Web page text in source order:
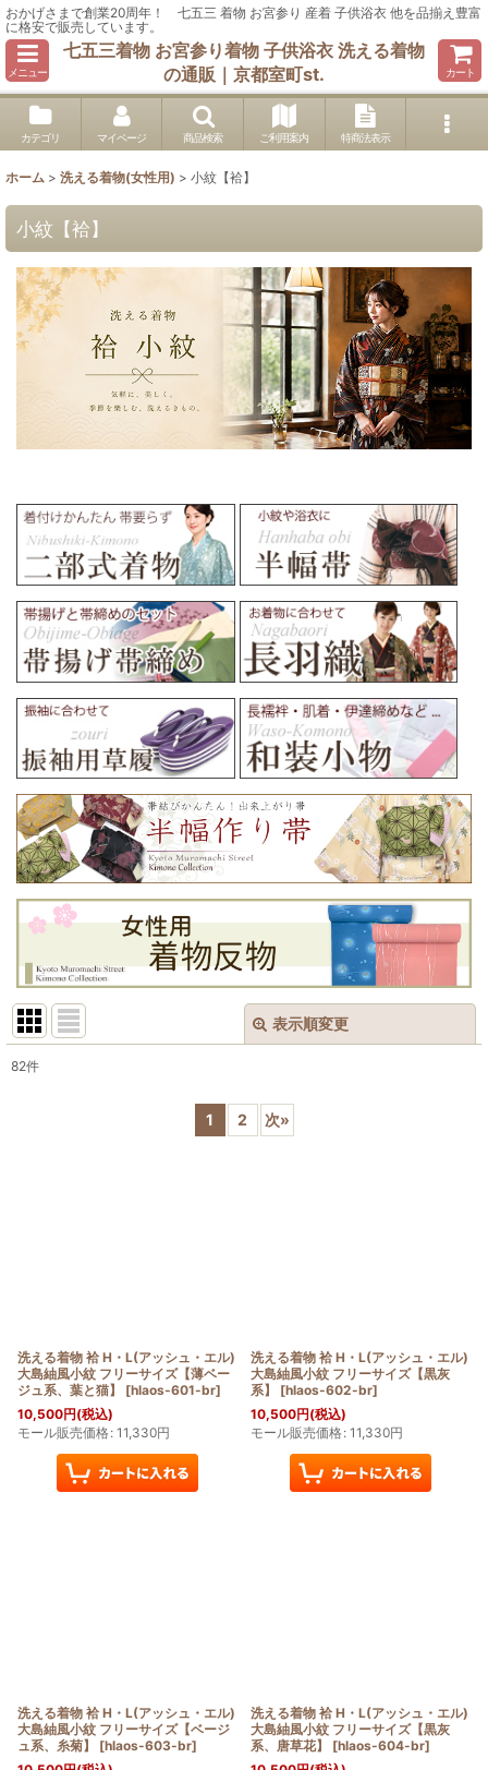
おかげさまで創業20周年！ 七五三 着物 お宮参り 産着 子供浴衣 他を品揃え豊富
に格安で販売しています。
メニュー
七五三着物 お宮参り着物 子供浴衣 洗える着物
の通販｜京都室町st.
カート
カテゴリ マイページ 商品検索 ご利用案内 特商法表示
ホーム > 洗える着物(女性用) > 小紋【袷】
小紋【袷】
表示順変更
82件
1 2 次»
洗える着物 袷 H・L(アッシュ・エル)
大島紬風小紋 フリーサイズ【薄ベー
ジュ系、葉と猫】
[hlaos-601-br]
10,500円(税込)
モール販売価格: 11,330円
洗える着物 袷 H・L(アッシュ・エル)
大島紬風小紋 フリーサイズ【黒灰
系】
[hlaos-602-br]
10,500円(税込)
モール販売価格: 11,330円
洗える着物 袷 H・L(アッシュ・エル)
大島紬風小紋 フリーサイズ【ベージ
ュ系、糸菊】
[hlaos-603-br]
洗える着物 袷 H・L(アッシュ・エル)
大島紬風小紋 フリーサイズ【黒灰
系、唐草花】
[hlaos-604-br]